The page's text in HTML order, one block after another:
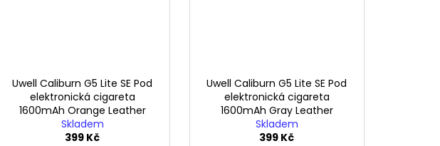
Uwell Caliburn G5 Lite SE Pod
elektronická cigareta
1600mAh Orange Leather
Skladem
399 Kč
Uwell Caliburn G5 Lite SE Pod
elektronická cigareta
1600mAh Gray Leather
Skladem
399 Kč